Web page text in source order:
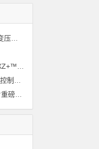
大联大诠鼎集团携手Infineon以固态变压器重构配电效率新标杆
兆易创新GD32H77R机器人专用芯片重磅亮相，精准赋能伺服驱动与关节控制